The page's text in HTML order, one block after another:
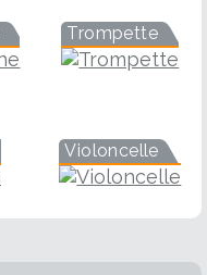
Trompette
Violoncelle